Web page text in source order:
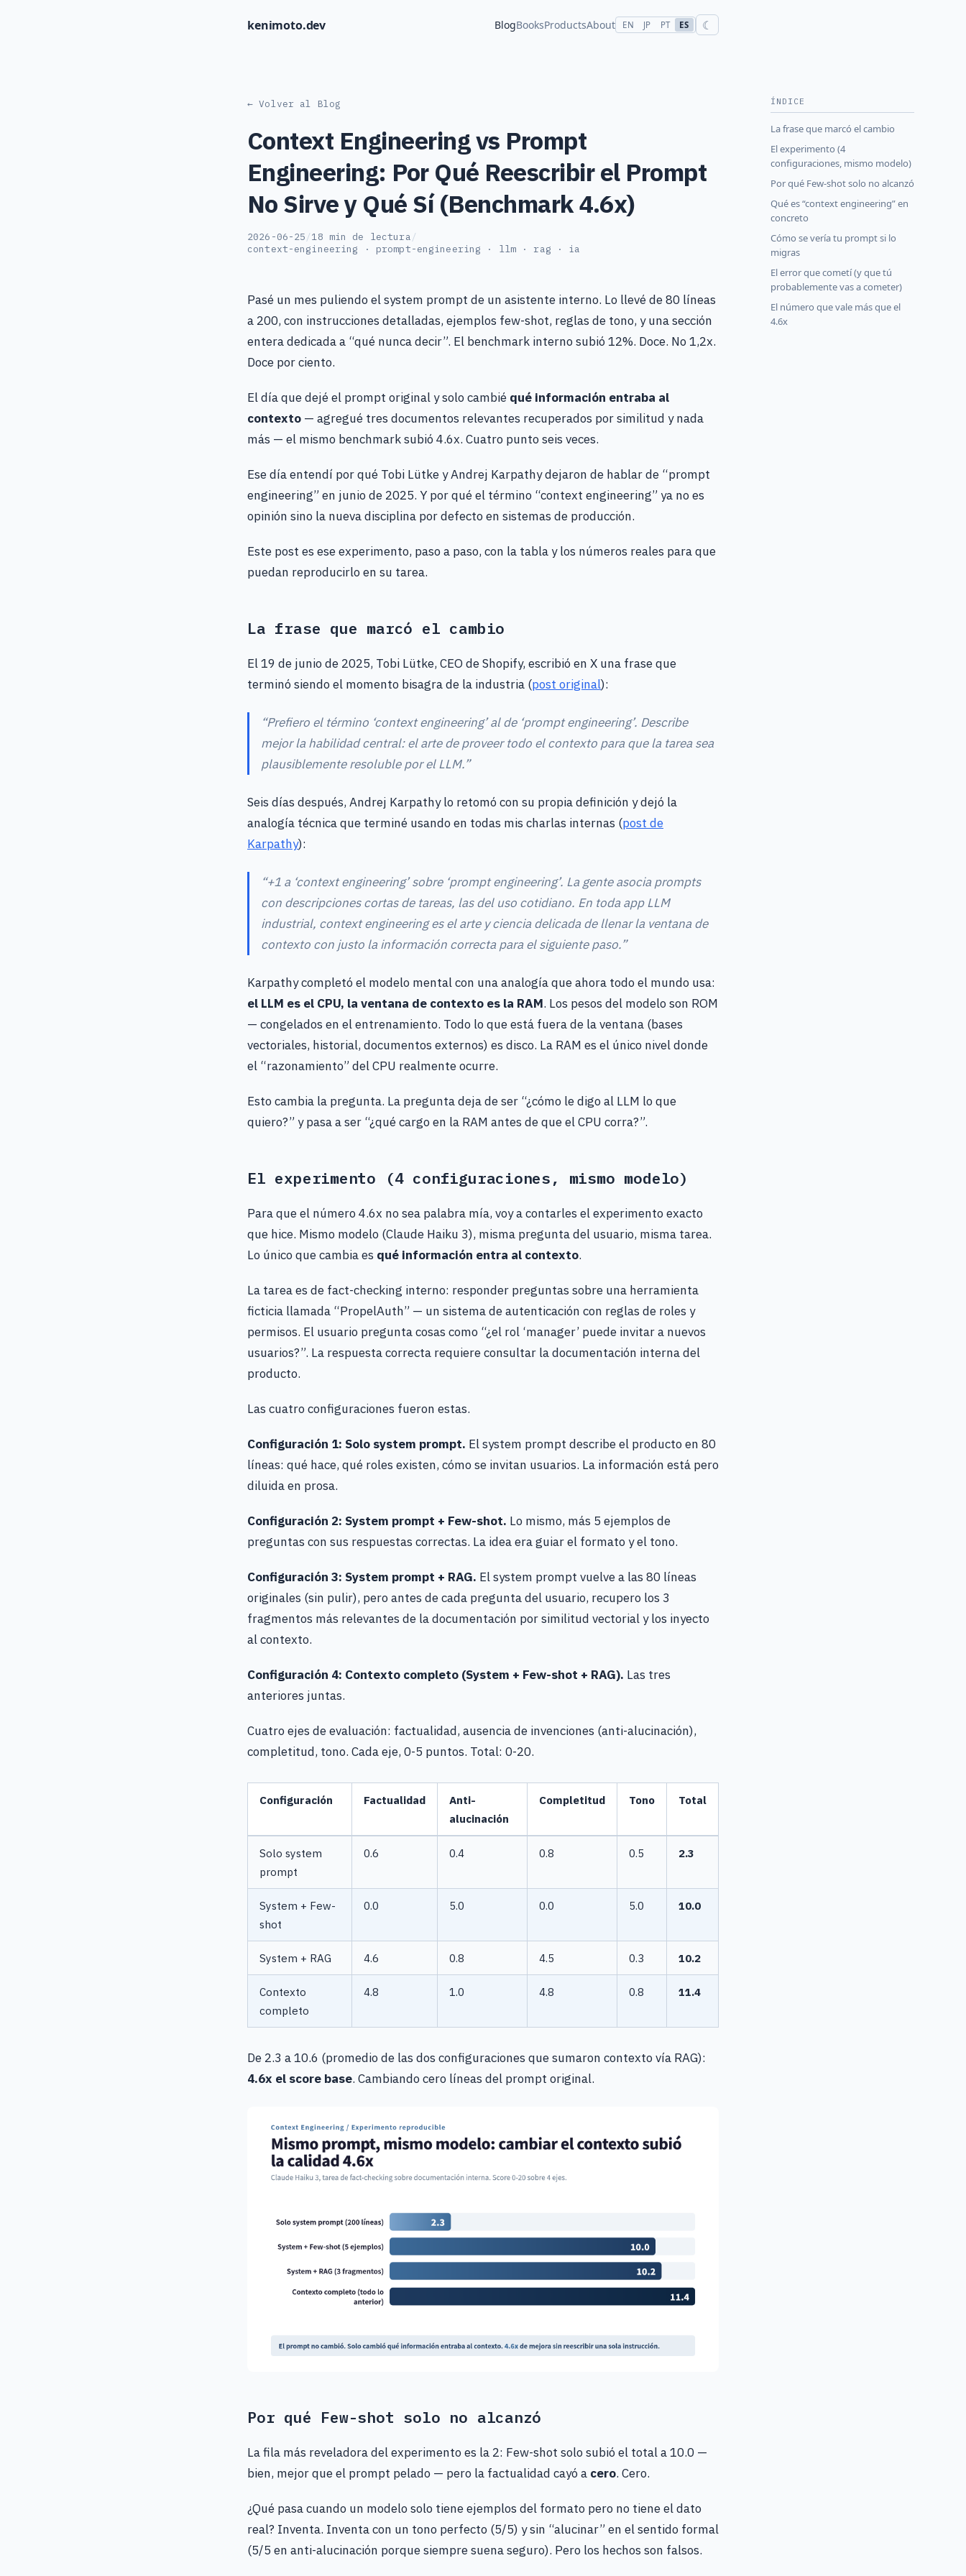
kenimoto.dev BlogBooksProductsAbout EN JP PT ES ☾
ÍNDICE
La frase que marcó el cambio
El experimento (4
configuraciones, mismo modelo)
Por qué Few-shot solo no alcanzó
Qué es “context engineering” en
concreto
Cómo se vería tu prompt si lo
migras
El error que cometí (y que tú
probablemente vas a cometer)
El número que vale más que el
4.6x
← Volver al Blog
Context Engineering vs Prompt
Engineering: Por Qué Reescribir el Prompt
No Sirve y Qué Sí (Benchmark 4.6x)
2026-06-25/18 min de lectura/
context-engineering · prompt-engineering · llm · rag · ia
Pasé un mes puliendo el system prompt de un asistente interno. Lo llevé de 80 líneas
a 200, con instrucciones detalladas, ejemplos few-shot, reglas de tono, y una sección
entera dedicada a “qué nunca decir”. El benchmark interno subió 12%. Doce. No 1,2x.
Doce por ciento.
El día que dejé el prompt original y solo cambié qué información entraba al
contexto — agregué tres documentos relevantes recuperados por similitud y nada
más — el mismo benchmark subió 4.6x. Cuatro punto seis veces.
Ese día entendí por qué Tobi Lütke y Andrej Karpathy dejaron de hablar de “prompt
engineering” en junio de 2025. Y por qué el término “context engineering” ya no es
opinión sino la nueva disciplina por defecto en sistemas de producción.
Este post es ese experimento, paso a paso, con la tabla y los números reales para que
puedan reproducirlo en su tarea.
La frase que marcó el cambio
El 19 de junio de 2025, Tobi Lütke, CEO de Shopify, escribió en X una frase que
terminó siendo el momento bisagra de la industria (post original):
“Prefiero el término ‘context engineering’ al de ‘prompt engineering’. Describe
mejor la habilidad central: el arte de proveer todo el contexto para que la tarea sea
plausiblemente resoluble por el LLM.”
Seis días después, Andrej Karpathy lo retomó con su propia definición y dejó la
analogía técnica que terminé usando en todas mis charlas internas (post de
Karpathy):
“+1 a ‘context engineering’ sobre ‘prompt engineering’. La gente asocia prompts
con descripciones cortas de tareas, las del uso cotidiano. En toda app LLM
industrial, context engineering es el arte y ciencia delicada de llenar la ventana de
contexto con justo la información correcta para el siguiente paso.”
Karpathy completó el modelo mental con una analogía que ahora todo el mundo usa:
el LLM es el CPU, la ventana de contexto es la RAM. Los pesos del modelo son ROM
— congelados en el entrenamiento. Todo lo que está fuera de la ventana (bases
vectoriales, historial, documentos externos) es disco. La RAM es el único nivel donde
el “razonamiento” del CPU realmente ocurre.
Esto cambia la pregunta. La pregunta deja de ser “¿cómo le digo al LLM lo que
quiero?” y pasa a ser “¿qué cargo en la RAM antes de que el CPU corra?”.
El experimento (4 configuraciones, mismo modelo)
Para que el número 4.6x no sea palabra mía, voy a contarles el experimento exacto
que hice. Mismo modelo (Claude Haiku 3), misma pregunta del usuario, misma tarea.
Lo único que cambia es qué información entra al contexto.
La tarea es de fact-checking interno: responder preguntas sobre una herramienta
ficticia llamada “PropelAuth” — un sistema de autenticación con reglas de roles y
permisos. El usuario pregunta cosas como “¿el rol ‘manager’ puede invitar a nuevos
usuarios?”. La respuesta correcta requiere consultar la documentación interna del
producto.
Las cuatro configuraciones fueron estas.
Configuración 1: Solo system prompt. El system prompt describe el producto en 80
líneas: qué hace, qué roles existen, cómo se invitan usuarios. La información está pero
diluida en prosa.
Configuración 2: System prompt + Few-shot. Lo mismo, más 5 ejemplos de
preguntas con sus respuestas correctas. La idea era guiar el formato y el tono.
Configuración 3: System prompt + RAG. El system prompt vuelve a las 80 líneas
originales (sin pulir), pero antes de cada pregunta del usuario, recupero los 3
fragmentos más relevantes de la documentación por similitud vectorial y los inyecto
al contexto.
Configuración 4: Contexto completo (System + Few-shot + RAG). Las tres
anteriores juntas.
Cuatro ejes de evaluación: factualidad, ausencia de invenciones (anti-alucinación),
completitud, tono. Cada eje, 0-5 puntos. Total: 0-20.
Configuración Factualidad
Anti-
alucinación
Completitud Tono Total
Solo system
prompt
0.6 0.4 0.8 0.5 2.3
System + Few-
shot
0.0 5.0 0.0 5.0 10.0
System + RAG 4.6 0.8 4.5 0.3 10.2
Contexto
completo
4.8 1.0 4.8 0.8 11.4
De 2.3 a 10.6 (promedio de las dos configuraciones que sumaron contexto vía RAG):
4.6x el score base. Cambiando cero líneas del prompt original.
Por qué Few-shot solo no alcanzó
La fila más reveladora del experimento es la 2: Few-shot solo subió el total a 10.0 —
bien, mejor que el prompt pelado — pero la factualidad cayó a cero. Cero.
¿Qué pasa cuando un modelo solo tiene ejemplos del formato pero no tiene el dato
real? Inventa. Inventa con un tono perfecto (5/5) y sin “alucinar” en el sentido formal
(5/5 en anti-alucinación porque siempre suena seguro). Pero los hechos son falsos.